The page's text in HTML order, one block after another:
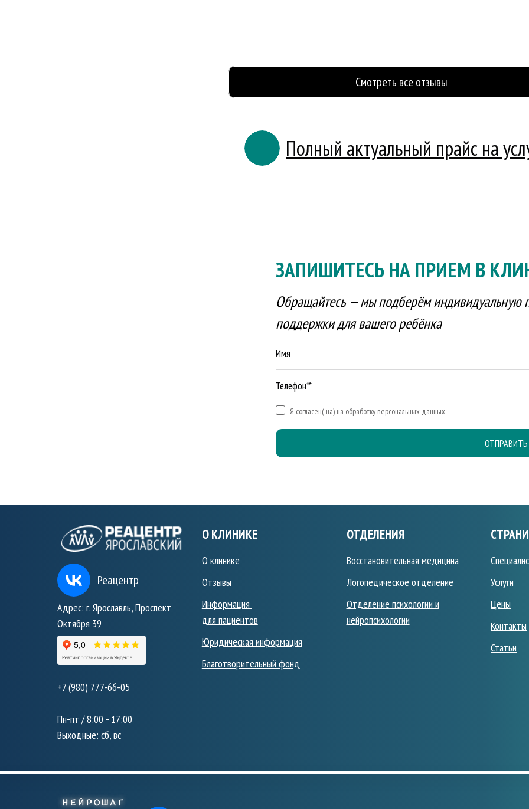
Смотреть все отзывы
Полный актуальный прайс на
ЗАПИШИТЕСЬНА ПРИЕМ В
Обращайтесь — мы подберём индивидуальную
поддержки для вашего ребёнка
Имя
Телефон *
ОТПРАВИТЬ
Я согласен(-на) на обработку персональных данных
Реацентр
Адрес: г. Ярославль, Проспект
Октября 39
+7 (980) 777-66-05
Пн-пт / 8:00 - 17:00
Выходные: сб, вс
О КЛИНИКЕ
О клинике
Отзывы
Информация
для пациентов
Юридическая информация
Благотворительный фонд
ОТДЕЛЕНИЯ
Восстановительная медицина
Логопедическое отделение
Отделение психологии и
нейропсихологии
Услуги
Цены
Контакты
Статьи